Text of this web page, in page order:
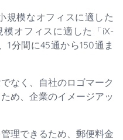
規模なオフィスに適した
模オフィスに適した「iX-
1分間に45通から150通ま
なく、自社のロゴマーク
め、企業のイメージアッ
理できるため、郵便料金